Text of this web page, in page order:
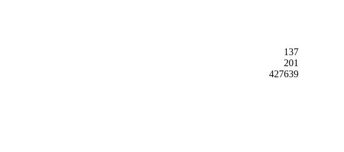
137
201
427639